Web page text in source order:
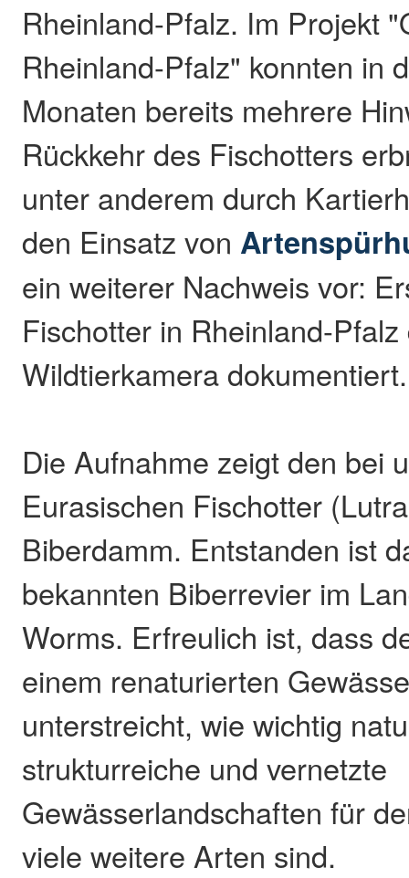
Rheinland-Pfalz. Im Projekt
Rheinland-Pfalz" konnten in
Monaten bereits mehrere
Rückkehr des Fischotters
unter anderem durch
den Einsatz von
ein weiterer Nachweis vor:
Fischotter in Rheinland-
Wildtierkamera dokumentiert.
Die Aufnahme zeigt den bei
Eurasischen Fischotter
Biberdamm. Entstanden ist
bekannten Biberrevier im
Worms. Erfreulich ist, dass
einem renaturierten
unterstreicht, wie wichtig
strukturreiche und vernetzte
Gewässerlandschaften für
viele weitere Arten sind.